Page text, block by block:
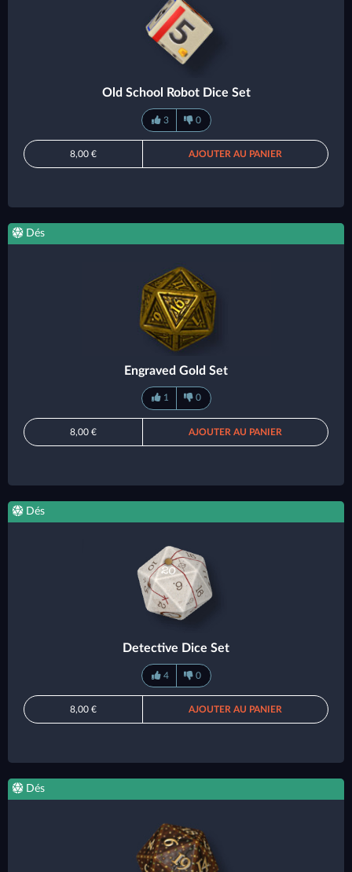
Old School Robot Dice Set
3 0
8,00 € AJOUTER AU PANIER
Dés
Engraved Gold Set
1 0
8,00 € AJOUTER AU PANIER
Dés
Detective Dice Set
4 0
8,00 € AJOUTER AU PANIER
Dés